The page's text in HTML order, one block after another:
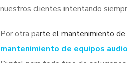
nuestros clientes intentando
Por otra parte el mantenimiento de
mantenimiento de equipos